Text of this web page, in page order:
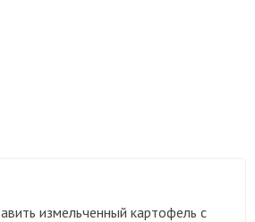
измельченный картофель с